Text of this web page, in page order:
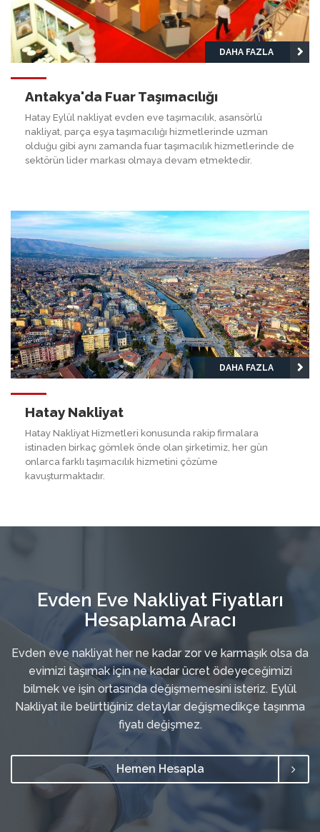
DAHA FAZLA
Antakya'da Fuar Taşımacılığı
Hatay Eylül nakliyat evden eve taşımacılık, asansörlü
nakliyat, parça eşya taşımacılığı hizmetlerinde uzman
olduğu gibi aynı zamanda fuar taşımacılık hizmetlerinde de
sektörün lider markası olmaya devam etmektedir.
DAHA FAZLA
Hatay Nakliyat
Hatay Nakliyat Hizmetleri konusunda rakip firmalara
istinaden birkaç gömlek önde olan şirketimiz, her gün
onlarca farklı taşımacılık hizmetini çözüme
kavuşturmaktadır.
Evden Eve Nakliyat Fiyatları
Hesaplama Aracı
Evden eve nakliyat her ne kadar zor ve karmaşık olsa da
evimizi taşımak için ne kadar ücret ödeyeceğimizi
bilmek ve işin ortasında değişmemesini isteriz. Eylül
Nakliyat ile belirttiğiniz detaylar değişmedikçe taşınma
fiyatı değişmez.
Hemen Hesapla